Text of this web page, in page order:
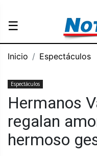
☰
Inicio Espectáculos
Espectáculos
Hermanos
regalan
hermoso